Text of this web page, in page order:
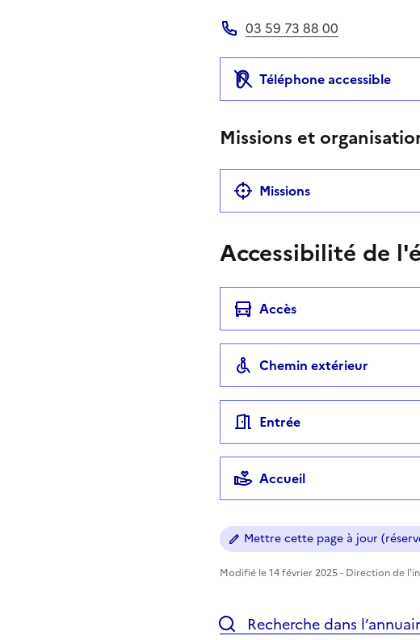
03 59 73 88 00
Téléphone accessible
Missions et
Missions
Accessibilité de
Accès
Chemin extérieur
Entrée
Accueil
Mettre cette page à jour
Modifié le 14 février 2025 - Direction de
Recherche dans